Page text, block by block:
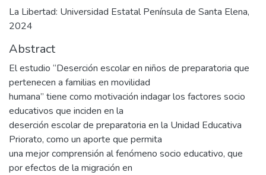
La Libertad: Universidad Estatal Península de Santa Elena,
2024
Abstract
El estudio “Deserción escolar en niños de preparatoria que
pertenecen a familias en movilidad
humana” tiene como motivación indagar los factores socio
educativos que inciden en la
deserción escolar de preparatoria en la Unidad Educativa
Priorato, como un aporte que permita
una mejor comprensión al fenómeno socio educativo, que
por efectos de la migración en